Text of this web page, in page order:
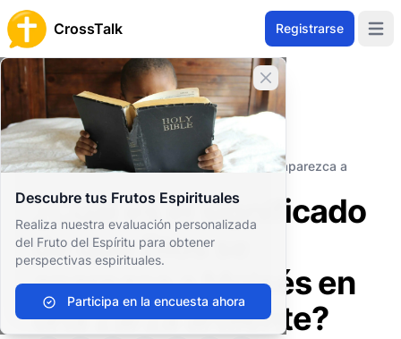
CrossTalk Registrarse
Cerrar banner
Descubre tus Frutos Espirituales
Realiza nuestra evaluación personalizada
del Fruto del Espíritu para obtener
perspectivas espirituales.
Participa en la encuesta ahora
Inicio
Archivo de Preguntas
Antiguo Testamento
El Pentateuco (o Torá)
¿Cuál es el significado de que Dios se aparezca a
¿Cuál es el significado
de que Dios se
aparezca a Moisés en
una zarza ardiente?